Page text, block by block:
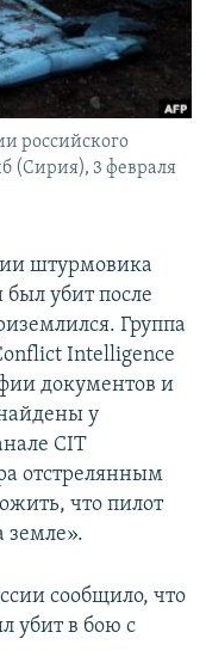
российского
(Сирия), 3 февраля
штурмовика
был убит после
Группа
Intelligence
документов и
у
CIT
отстрелянным
что пилот
земле».
сообщило, что
убит в бою с